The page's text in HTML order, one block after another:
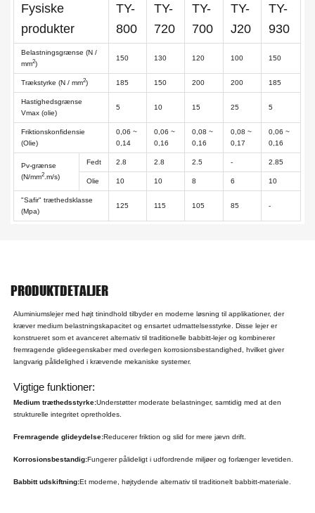
Fysiske
produkter
TY-
800
TY-
720
TY-
700
TY-
J20
TY-
930
Belastningsgrænse (N /
mm2)
150 130 120 100 150
Trækstyrke (N / mm2) 185 150 200 200 185
Hastighedsgrænse
Vmax (olie)
5 10 15 25 5
Friktionskonfidensie
(Olie)
0,06 ~
0,14
0,06 ~
0,16
0,08 ~
0,16
0,08 ~
0,17
0,06 ~
0,16
Pv-grænse
(N/mm2 .m/s)
Fedt 2.8 2.8 2.5 - 2.85
Olie 10 10 8 6 10
"Safir" træthedsklasse
(Mpa)
125 115 105 85 -
PRODUKTDETALJER
Aluminiumslejer med højt tinindhold tilbyder en moderne løsning til applikationer, der
kræver medium belastningskapacitet og ensartet udmattelsesstyrke. Disse lejer er
konstrueret som et avanceret alternativ til traditionelle babbitt-lejer og kombinerer
fremragende glideegenskaber med overlegen korrosionsbestandighed, hvilket giver
langvarig pålidelighed i krævende mekaniske systemer.
Vigtige funktioner:
Medium træthedsstyrke:Understøtter moderate belastninger, samtidig med at den
strukturelle integritet opretholdes.
Fremragende glideydelse:Reducerer friktion og slid for mere jævn drift.
Korrosionsbestandig:Fungerer pålideligt i udfordrende miljøer og forlænger levetiden.
Babbitt udskiftning:Et moderne, højtydende alternativ til traditionelt babbitt-materiale.